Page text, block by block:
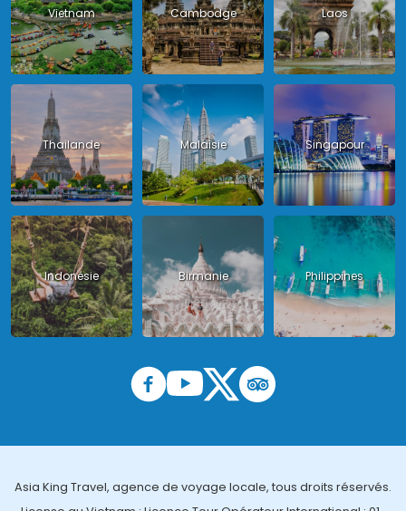
Vietnam Cambodge Laos
Thailande Malaisie Singapour
Indonésie Birmanie Philippines
Asia King Travel, agence de voyage locale, tous droits réservés.